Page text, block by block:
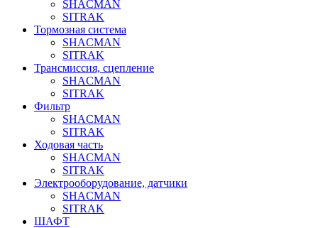
SHACMAN
SITRAK
Тормозная система
SHACMAN
SITRAK
Трансмиссия, сцепление
SHACMAN
SITRAK
Фильтр
SHACMAN
SITRAK
Ходовая часть
SHACMAN
SITRAK
Электрооборудование, датчики
SHACMAN
SITRAK
ШАФТ